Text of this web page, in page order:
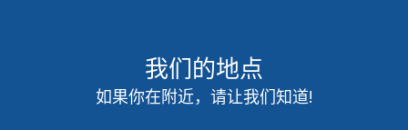
我们的地点
如果你在附近，请让我们知道!